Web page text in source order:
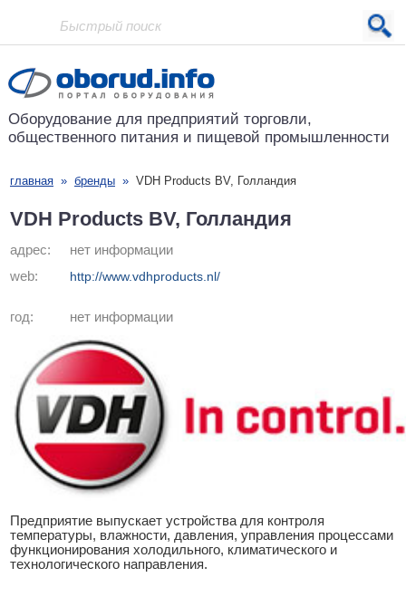
Проект основан в 2001 году
Оборудование для предприятий торговли,
общественного питания и пищевой промышленности
главная » бренды » VDH Products BV, Голландия
VDH Products BV, Голландия
адрес:
нет информации
web:
http://www.vdhproducts.nl/
год: нет информации
Предприятие выпускает устройства для контроля
температуры, влажности, давления, управления процессами
функционирования холодильного, климатического и
технологического направления.